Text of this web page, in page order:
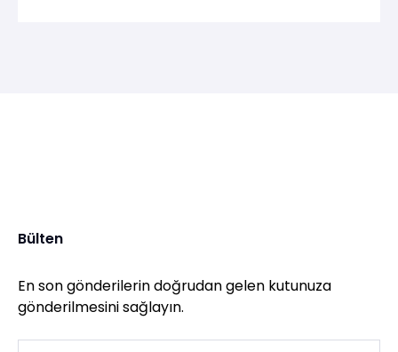
Bülten
En son gönderilerin doğrudan gelen kutunuza
gönderilmesini sağlayın.